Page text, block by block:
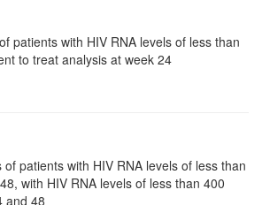
patients with HIV RNA levels of less than
to treat analysis at week 24
of patients with HIV RNA levels of less than
with HIV RNA levels of less than 400
and 48